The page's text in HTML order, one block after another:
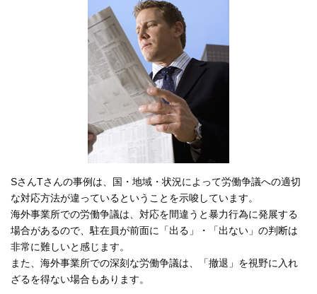
SさんTさんの事例は、国・地域・状況によって労働争議への適切
な対応方法が違っているということを示唆しています。
海外事業所での労働争議は、対応を間違うと暴力行為に発展する
場合があるので、駐在員が前面に「出る」・「出ない」の判断は
非常に難しいと感じます。
また、海外事業所での深刻な労働争議は、「撤退」を視野に入れ
ざるを得ない場合もあります。